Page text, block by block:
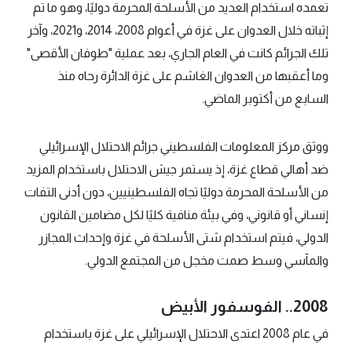
تعمده استخدام العديد من الأسلحة المحرمة دوليًا، وهو ما تم
إثباته خلال العدوان على غزة في أعوام 2008، 2014، و2021، وآخر
تلك الجرائم كانت في العام الجاري، بعد عملية "طوفان الأقصى"
وما أعقبها من العدوان الغاشم على غزة الدائرة رحاه منذ
السابع من أكتوبر الماضي.
ووثق مركز المعلومات الفلسطيني جرائم الاحتلال الإسرائيلي
ضد أهالي قطاع غزة، إذ يستمر جيش الاحتلال باستخدام المزيد
من الأسلحة المحرمة دوليًا تجاه الفلسطينيين، دون أدنى التفات
إنساني أو قانوني، وفي بيئة منافية كليًا لكل مضامين القانون
الدولي، فيتم استخدام شتى الأسلحة في غزة وإحداث المجازر
والمآسي وسط صمت مخجل من المجتمع الدولي.
2008.. الفوسفور الأبيض
في عام 2008 اعتدى الاحتلال الإسرائيلي على غزة باستخدام